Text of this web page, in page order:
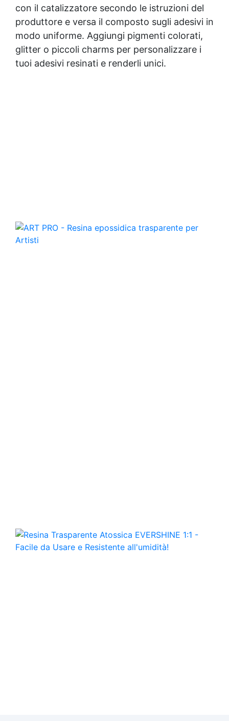
con il catalizzatore secondo le istruzioni del
produttore e versa il composto sugli adesivi in
modo uniforme. Aggiungi pigmenti colorati,
glitter o piccoli charms per personalizzare i
tuoi adesivi resinati e renderli unici.